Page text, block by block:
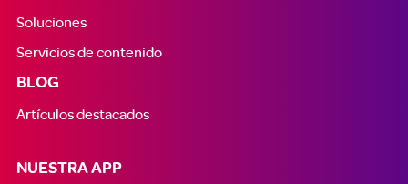
Soluciones
Servicios de contenido
BLOG
Artículos destacados
NUESTRA APP